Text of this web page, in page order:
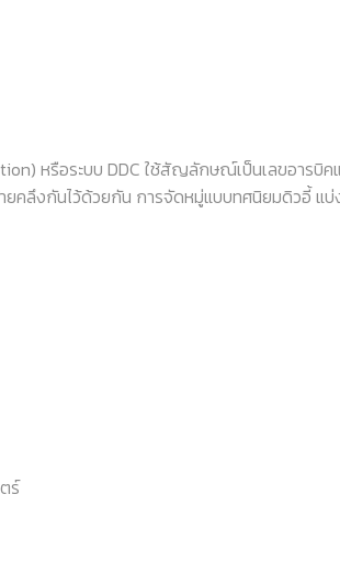
หรือระบบ DDC ใช้สัญลักษณ์เป็นเลขอาร
คลึงกันไว้ด้วยกัน การจัดหมู่แบบทศนิยมดิวอี้ แ
ร์